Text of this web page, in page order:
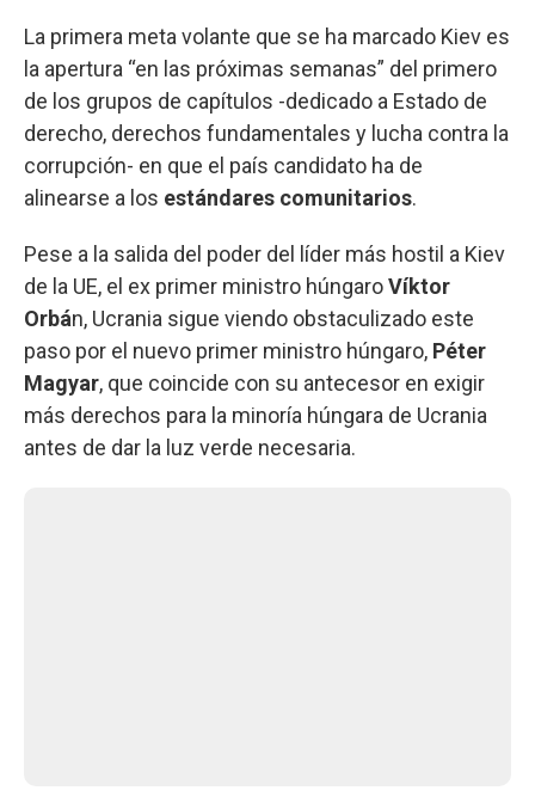
La primera meta volante que se ha marcado Kiev es
la apertura “en las próximas semanas” del primero
de los grupos de capítulos -dedicado a Estado de
derecho, derechos fundamentales y lucha contra la
corrupción- en que el país candidato ha de
alinearse a los estándares comunitarios.
Pese a la salida del poder del líder más hostil a Kiev
de la UE, el ex primer ministro húngaroVíktor
Orbán, Ucrania sigue viendo obstaculizado este
paso por el nuevo primer ministro húngaro, Péter
Magyar, que coincide con su antecesor en exigir
más derechos para la minoría húngara de Ucrania
antes de dar la luz verde necesaria.